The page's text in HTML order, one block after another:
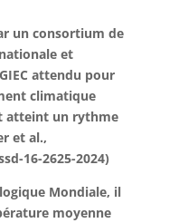
un consortium de
et
attendu pour
climatique
atteint un rythme
et al.,
16-2625-2024)
Mondiale, il
moyenne